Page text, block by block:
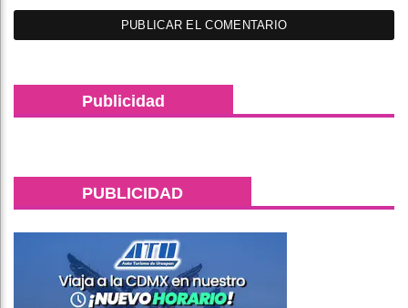
Publicidad
PUBLICIDAD